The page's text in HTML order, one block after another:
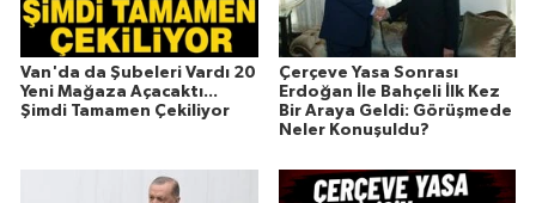
Van'da da Şubeleri Vardı 20
Yeni Mağaza Açacaktı...
Şimdi Tamamen Çekiliyor
Çerçeve Yasa Sonrası
Erdoğan İle Bahçeli İlk Kez
Bir Araya Geldi: Görüşmede
Neler Konuşuldu?